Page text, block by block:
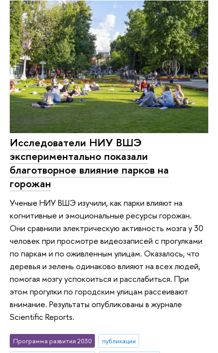
Исследователи НИУ ВШЭ
экспериментально показали
благотворное влияние парков на
горожан
Ученые НИУ ВШЭ изучили, как парки влияют на
когнитивные и эмоциональные ресурсы горожан.
Они сравнили электрическую активность мозга у 30
человек при просмотре видеозаписей с прогулками
по паркам и по оживленным улицам. Оказалось, что
деревья и зелень одинаково влияют на всех людей,
помогая мозгу успокоиться и расслабиться. При
этом прогулки по городским улицам рассеивают
внимание. Результаты опубликованы в журнале
Scientific Reports.
Программа развития 2030
публикации